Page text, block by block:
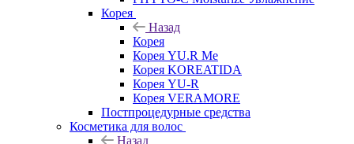
Корея
Назад
Корея
Корея YU.R Me
Корея KOREATIDA
Корея YU-R
Корея VERAMORE
Постпроцедурные средства
Косметика для волос
Назад